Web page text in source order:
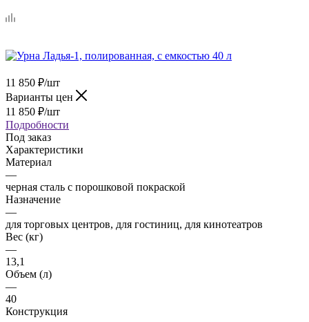
11 850 ₽/шт
Варианты цен
11 850 ₽/шт
Подробности
Под заказ
Характеристики
Материал
—
черная сталь с порошковой покраской
Назначение
—
для торговых центров, для гостиниц, для кинотеатров
Вес (кг)
—
13,1
Объем (л)
—
40
Конструкция